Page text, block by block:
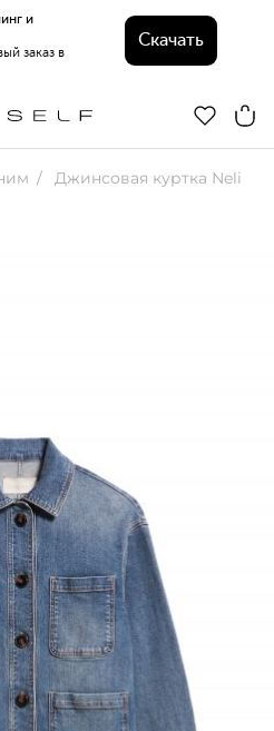
и
заказ в
Скачать
Джинсовая куртка Neli